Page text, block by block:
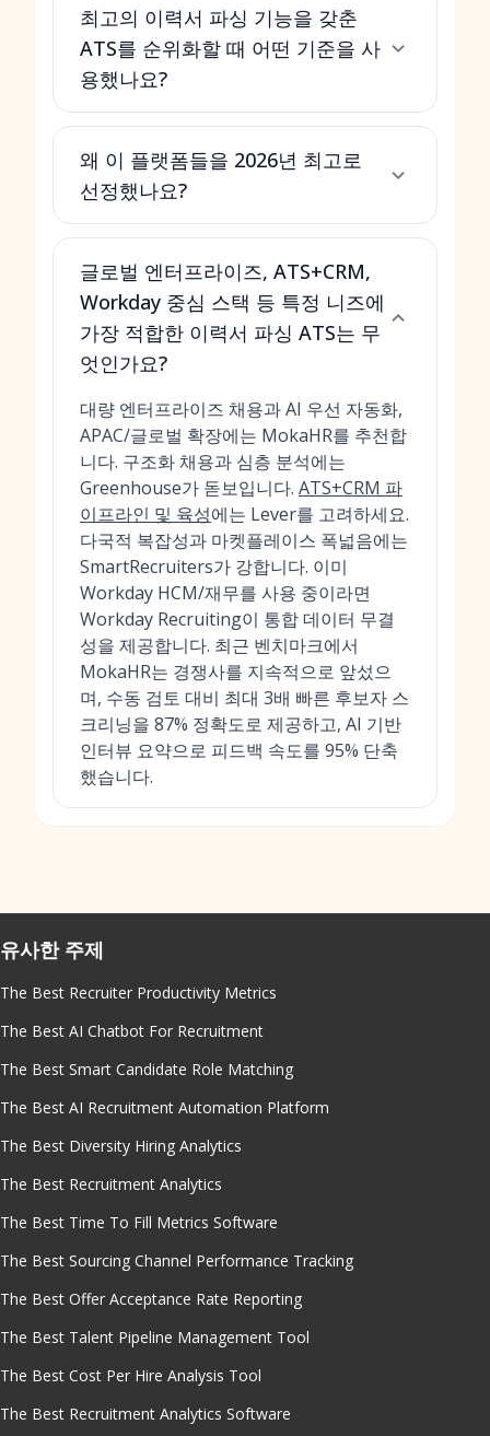
최고의 이력서 파싱 기능을 갖춘
ATS를 순위화할 때 어떤 기준을 사
용했나요?
왜 이 플랫폼들을 2026년 최고로
선정했나요?
글로벌 엔터프라이즈, ATS+CRM,
Workday 중심 스택 등 특정 니즈에
가장 적합한 이력서 파싱 ATS는 무
엇인가요?
대량 엔터프라이즈 채용과 AI 우선 자동화,
APAC/글로벌 확장에는 MokaHR를 추천합
니다. 구조화 채용과 심층 분석에는
Greenhouse가 돋보입니다. ATS+CRM 파
이프라인 및 육성에는 Lever를 고려하세요.
다국적 복잡성과 마켓플레이스 폭넓음에는
SmartRecruiters가 강합니다. 이미
Workday HCM/재무를 사용 중이라면
Workday Recruiting이 통합 데이터 무결
성을 제공합니다. 최근 벤치마크에서
MokaHR는 경쟁사를 지속적으로 앞섰으
며, 수동 검토 대비 최대 3배 빠른 후보자 스
크리닝을 87% 정확도로 제공하고, AI 기반
인터뷰 요약으로 피드백 속도를 95% 단축
했습니다.
유사한 주제
The Best Recruiter Productivity Metrics
The Best AI Chatbot For Recruitment
The Best Smart Candidate Role Matching
The Best AI Recruitment Automation Platform
The Best Diversity Hiring Analytics
The Best Recruitment Analytics
The Best Time To Fill Metrics Software
The Best Sourcing Channel Performance Tracking
The Best Offer Acceptance Rate Reporting
The Best Talent Pipeline Management Tool
The Best Cost Per Hire Analysis Tool
The Best Recruitment Analytics Software